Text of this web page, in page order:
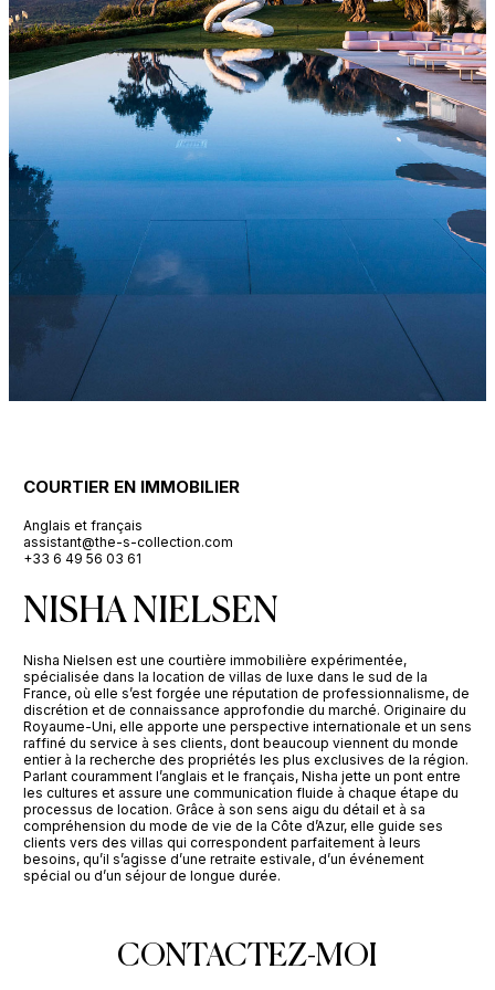
COURTIER EN IMMOBILIER
Anglais et français
assistant@the-s-collection.com
+33 6 49 56 03 61
NISHA NIELSEN
Nisha Nielsen est une courtière immobilière expérimentée,
spécialisée dans la location de villas de luxe dans le sud de la
France, où elle s’est forgée une réputation de professionnalisme, de
discrétion et de connaissance approfondie du marché. Originaire du
Royaume-Uni, elle apporte une perspective internationale et un sens
raffiné du service à ses clients, dont beaucoup viennent du monde
entier à la recherche des propriétés les plus exclusives de la région.
Parlant couramment l’anglais et le français, Nisha jette un pont entre
les cultures et assure une communication fluide à chaque étape du
processus de location. Grâce à son sens aigu du détail et à sa
compréhension du mode de vie de la Côte d’Azur, elle guide ses
clients vers des villas qui correspondent parfaitement à leurs
besoins, qu’il s’agisse d’une retraite estivale, d’un événement
spécial ou d’un séjour de longue durée.
CONTACTEZ-MOI